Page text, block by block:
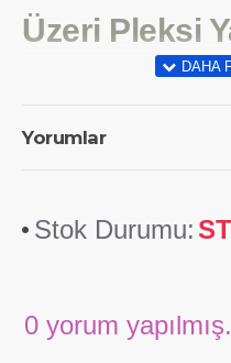
Üzeri Pleksi
Yorumlar
Stok Durumu:
0 yorum yapılmış.